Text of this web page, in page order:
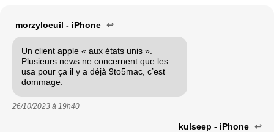
morzyloeuil - iPhone ↩
Un client apple « aux états unis ».
Plusieurs news ne concernent que les
usa pour ça il y a déjà 9to5mac, c’est
dommage.
26/10/2023 à 19h40
kulseep - iPhone ↩